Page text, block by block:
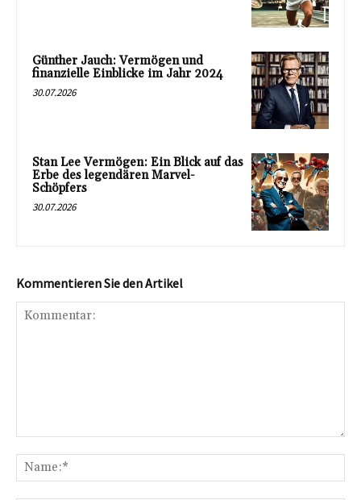
Günther Jauch: Vermögen und
finanzielle Einblicke im Jahr 2024
30.07.2026
Stan Lee Vermögen: Ein Blick auf das
Erbe des legendären Marvel-
Schöpfers
30.07.2026
Kommentieren Sie den Artikel